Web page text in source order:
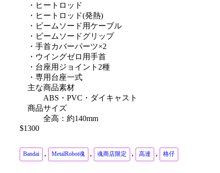
・ヒートロッド
・ヒートロッド(発熱)
・ビームソード用ケーブル
・ビームソードグリップ
・手首カバーパーツ×2
・ウイングゼロ用手首
・台座用ジョイント2種
・専用台座一式
主な商品素材
ABS・PVC・ダイキャスト
商品サイズ
全高：約140mm
$1300
Bandai , MetalRobot魂 , 魂商店限定 , 高達 , 格仔